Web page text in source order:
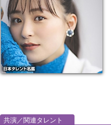
共演／関連タレント